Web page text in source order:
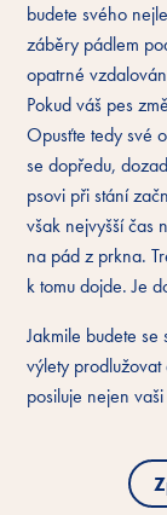
budete svého
záběry pádlem
opatrné
Pokud váš pes
Opusťte tedy své
se dopředu,
psovi při stání
však nejvyšší čas
na pád z prkna.
k tomu dojde. Je
Jakmile budete
výlety
posiluje nejen